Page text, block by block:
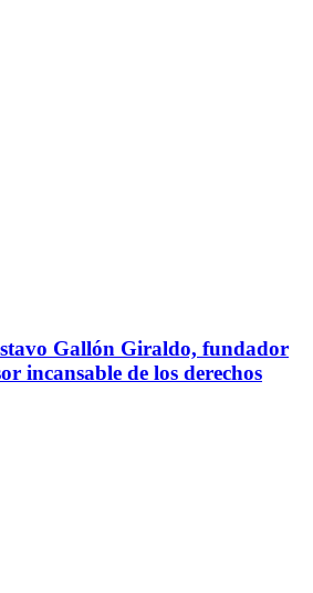
Gallón Giraldo, fundador
incansable de los derechos